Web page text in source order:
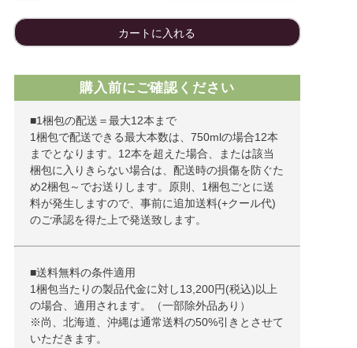
カートに入れる
購入前にご確認ください
■1梱包の配送＝最大12本まで
1梱包で配送できる最大本数は、750mlの場合12本
までとなります。12本を超えた場合、または該当
梱包に入りきらない場合は、配送時の損傷を防ぐた
め2梱包～でお送りします。原則、1梱包ごとに送
料が発生しますので、事前に追加送料(+クール代)
のご承認を得た上で発送致します。
■送料無料の条件適用
1梱包当たりの製品代金に対し13,200円(税込)以上
の場合、適用されます。（一部除外品あり）
※尚、北海道、沖縄は通常送料の50%引きとさせて
いただきます。